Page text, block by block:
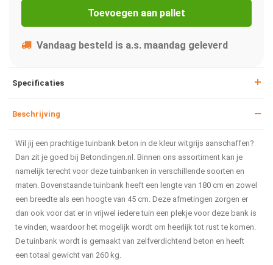
Toevoegen aan pallet
Vandaag besteld is a.s. maandag geleverd
Specificaties
Beschrijving
Wil jij een prachtige tuinbank beton in de kleur witgrijs aanschaffen?
Dan zit je goed bij Betondingen.nl. Binnen ons assortiment kan je
namelijk terecht voor deze tuinbanken in verschillende soorten en
maten. Bovenstaande tuinbank heeft een lengte van 180 cm en zowel
een breedte als een hoogte van 45 cm. Deze afmetingen zorgen er
dan ook voor dat er in vrijwel iedere tuin een plekje voor deze bank is
te vinden, waardoor het mogelijk wordt om heerlijk tot rust te komen.
De tuinbank wordt is gemaakt van zelfverdichtend beton en heeft
een totaal gewicht van 260 kg.